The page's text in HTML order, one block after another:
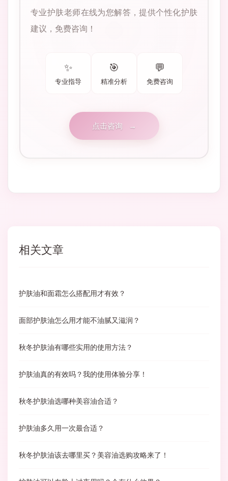
专业护肤老师在线为您解答，提供个性化护肤
建议，免费咨询！
✨
专业指导
🎯
精准分析
💬
免费咨询
点击咨询 →
相关文章
护肤油和面霜怎么搭配用才有效？
面部护肤油怎么用才能不油腻又滋润？
秋冬护肤油有哪些实用的使用方法？
护肤油真的有效吗？我的使用体验分享！
秋冬护肤油选哪种美容油合适？
护肤油多久用一次最合适？
秋冬护肤油该去哪里买？美容油选购攻略来了！